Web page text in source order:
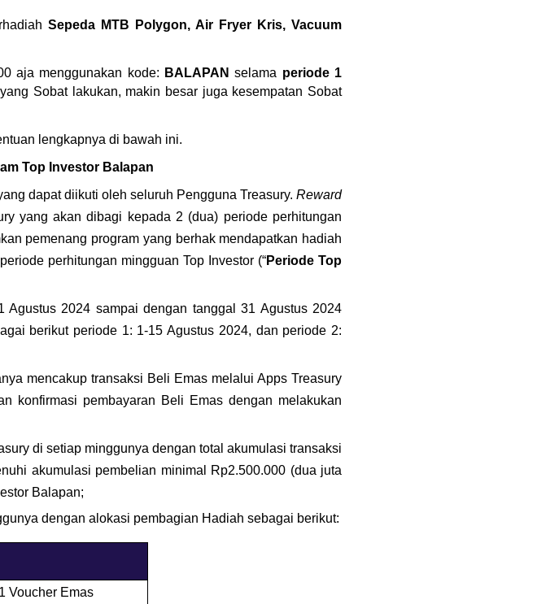
Sepeda MTB Polygon, Air Fryer Kris, Vacuum
aja menggunakan kode: BALAPAN selama periode 1
Sobat lakukan, makin besar juga kesempatan Sobat
lengkapnya di bawah ini.
Top Investor Balapan
dapat diikuti oleh seluruh Pengguna Treasury. Reward
yang akan dibagi kepada 2 (dua) periode perhitungan
pemenang program yang berhak mendapatkan hadiah
perhitungan mingguan Top Investor (“Periode Top
2024 sampai dengan tanggal 31 Agustus 2024
berikut periode 1: 1-15 Agustus 2024, dan periode 2:
mencakup transaksi Beli Emas melalui Apps Treasury
konfirmasi pembayaran Beli Emas dengan melakukan
di setiap minggunya dengan total akumulasi transaksi
akumulasi pembelian minimal Rp2.500.000 (dua juta
Balapan;
dengan alokasi pembagian Hadiah sebagai berikut:
Voucher Emas